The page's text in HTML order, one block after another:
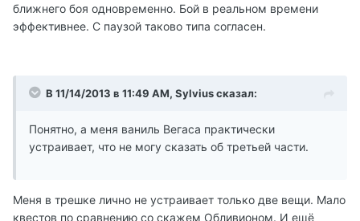
ближнего боя одновременно. Бой в реальном времени
эффективнее. С паузой таково типа согласен.
В 11/14/2013 в 11:49 AM, Sylvius сказал:
Понятно, а меня ваниль Вегаса практически
устраивает, что не могу сказать об третьей части.
Меня в трешке лично не устраивает только две вещи. Мало
квестов по сравнению со скажем Обливионом. И ещё